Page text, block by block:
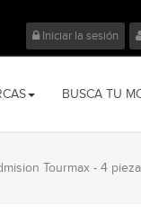
Iniciar la sesión
BUSCA TU
Tourmax - 4